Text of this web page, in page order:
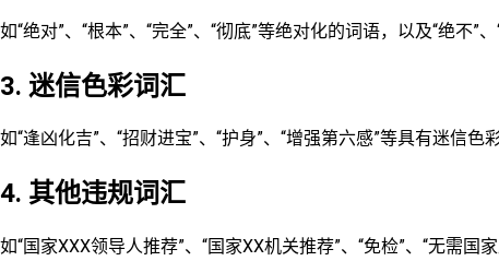
如“绝对”、“根本”、“完全”、“彻底”等绝对化的词语，以及“绝不”
3. 迷信色彩词汇
如“逢凶化吉”、“招财进宝”、“护身”、“增强第六感”等具有迷信
4. 其他违规词汇
如“国家XXX领导人推荐”、“国家XX机关推荐”、“免检”、“无需